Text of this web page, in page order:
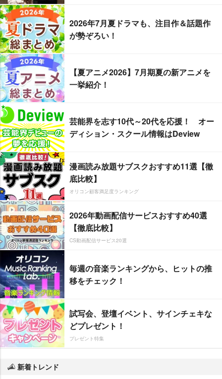
2026年7月夏ドラマも、注目作＆話題作
が勢ぞろい！
【夏アニメ2026】7月期夏の新アニメを
一挙紹介！
芸能界を志す10代～20代を応援！ オー
ディション・スクール情報はDeview
漫画読み放題サブスクおすすめ11選【徹
底比較】
オリコン顧客満足度ランキング
2026年動画配信サービスおすすめ40選
【徹底比較】
CS動画配信サービス20選
毎週の音楽ランキングから、ヒットの推
移をチェック！
試写会、登壇イベント、サインチェキな
どプレゼント！
プレゼント特集
新着トレンド